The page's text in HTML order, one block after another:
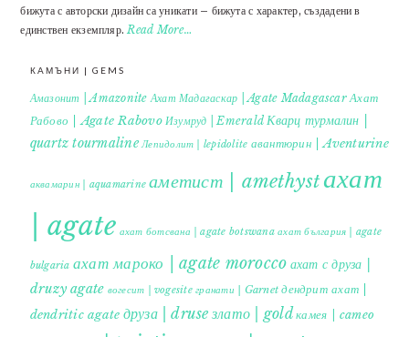
бижута с авторски дизайн са уникати – бижута с характер, създадени в
единствен екземпляр. Read More…
КАМЪНИ | GEMS
Амазонит | Amazonite Ахат Мадагаскар | Agate Madagascar Ахат
Рабово | Agate Rabovo Изумруд | Emerald Кварц турмалин |
quartz tourmaline Лепидолит | lepidolite авантюрин | Aventurine
аквамарин | aquamarine аметист | amethystахат
| agate ахат ботсвана | agate botswana ахат българия | agate
bulgaria ахат мароко | agate morocco ахат с друза |
druzy agate вогесит | vogesite гранати | Garnet дендрит ахат |
dendritic agate друза | druse злато | gold камея | cameo